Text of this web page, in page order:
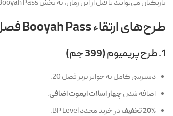
بازیکنان می‌توانند تا قبل از این زمان، به بخش Booyah Pass
طرح‌های ارتقاء Booyah Pass فصل 20
1. طرح پریمیوم (399 جم)
دسترسی کامل به جوایز برتر فصل 20.
اضافه شدنچهار اسلات ایموت اضافی.
20% تخفیف
در خرید مجدد BP Level.